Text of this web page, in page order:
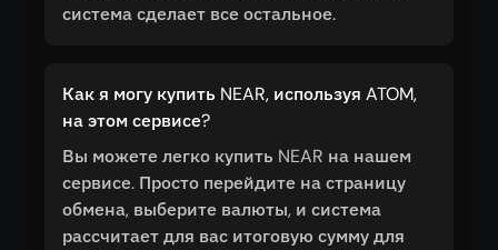
система сделает все остальное.
Как я могу купить NEAR, используя ATOM,
на этом сервисе?
Вы можете легко купить NEAR на нашем
сервисе. Просто перейдите на страницу
обмена, выберите валюты, и система
рассчитает для вас итоговую сумму для